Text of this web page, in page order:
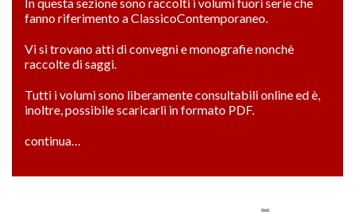
In questa sezione sono raccolti i volumi fuori serie che
fanno riferimento a ClassicoContemporaneo.
Vi si trovano atti di convegni e monografie nonchè
raccolte di saggi.
Tutti i volumi sono liberamente consultabili online ed è,
inoltre, possibile scaricarli in formato PDF.
continua…